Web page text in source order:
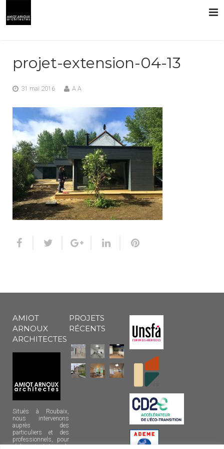
PRESTATIONS
CONTACT
projet-extension-04-13
31 mai 2016 A A
AMIOT
ARNOUX
ARCHITECTES
Situés à Roubaix,
nous intervenons
auprès des
particuliers et des
professionnels, pour
réaliser tout type de
PROJETS
RÉCENTS